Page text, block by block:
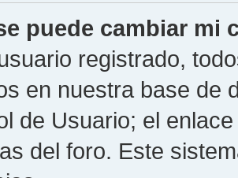
puede cambiar mi
registrado,
en nuestra base de
de Usuario; el
del foro. Este